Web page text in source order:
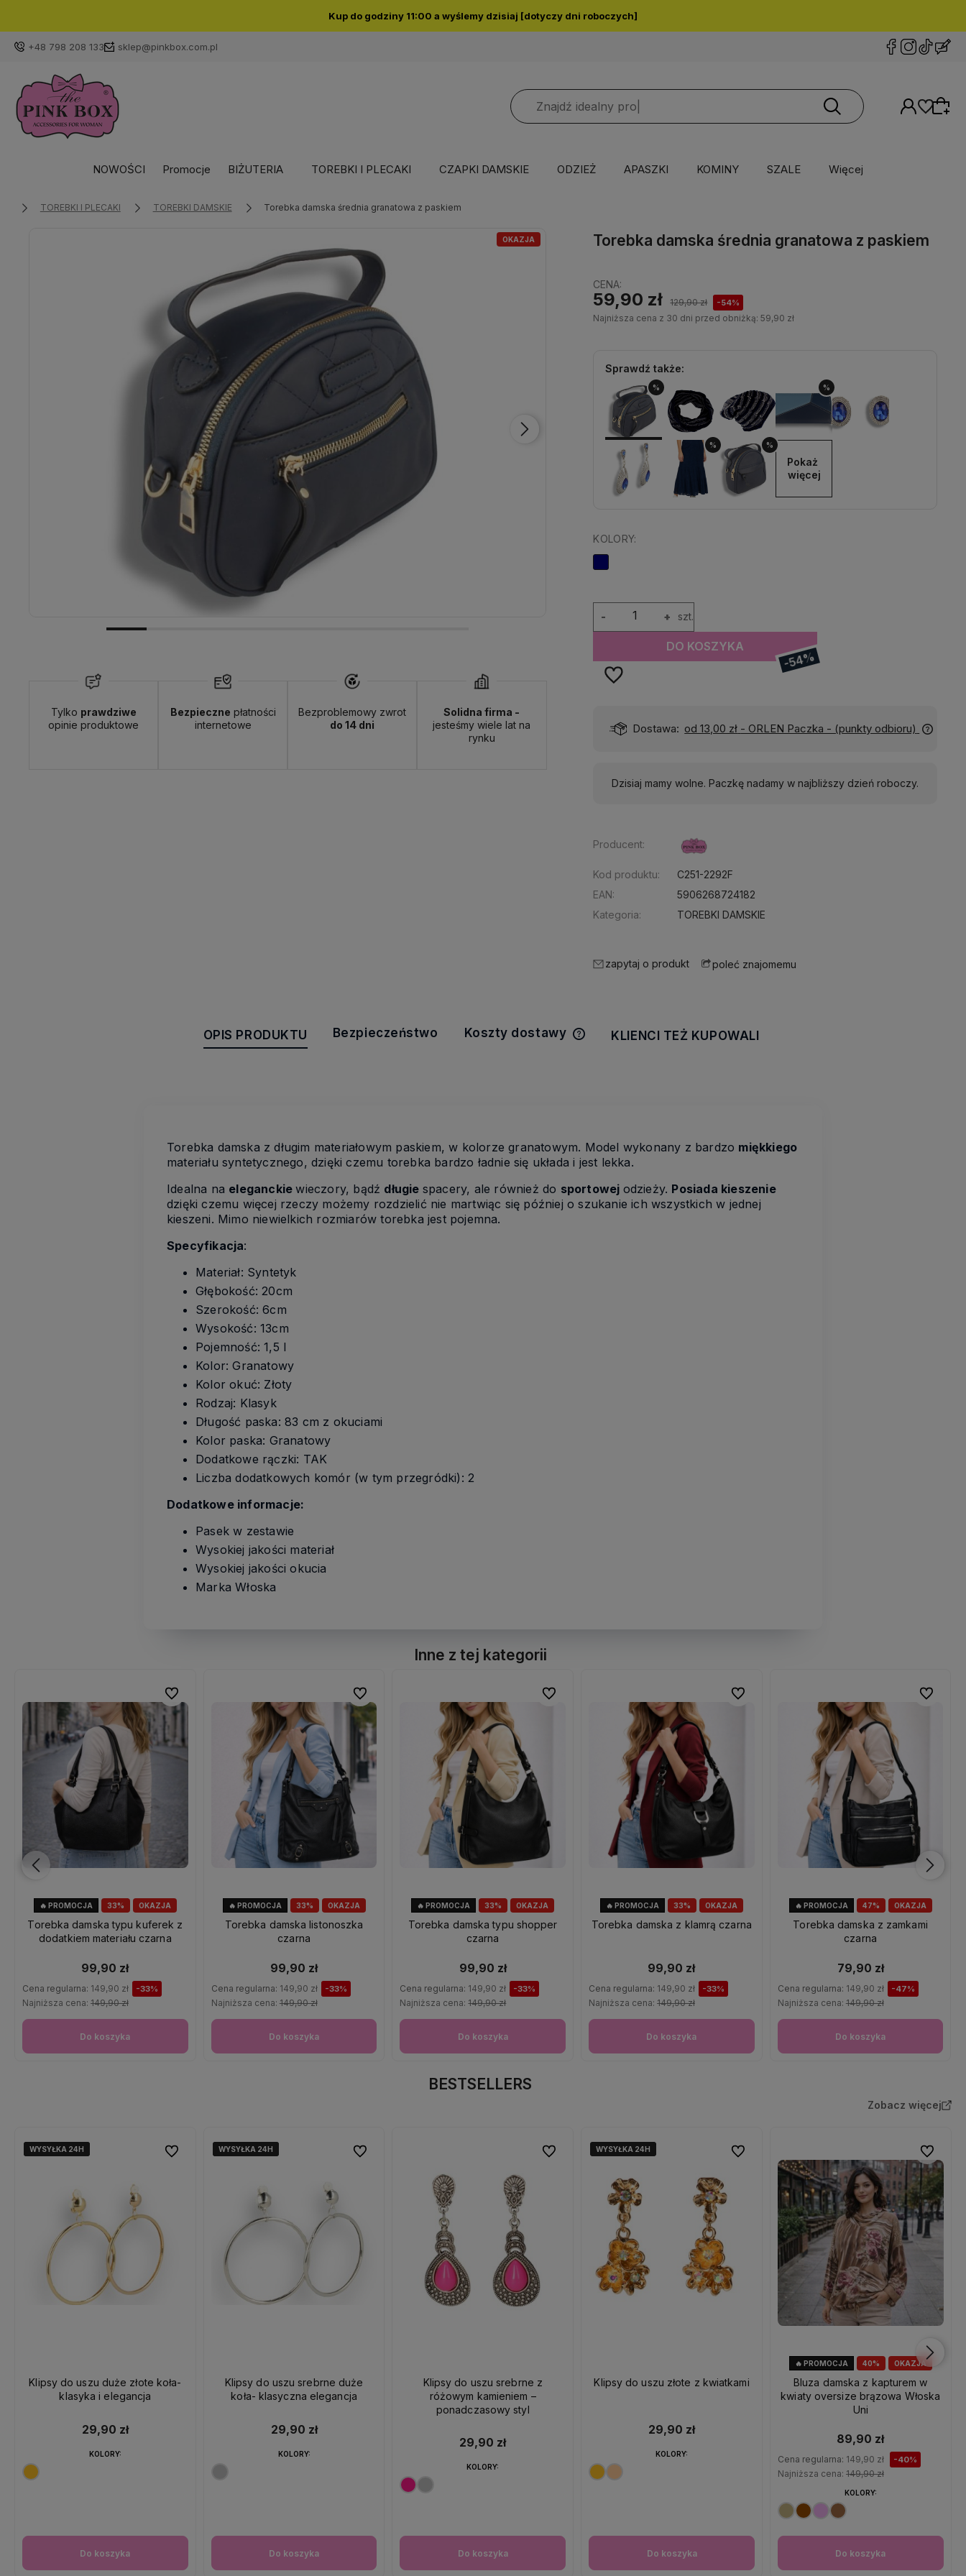
Kup do godziny 11:00 a wyślemy dzisiaj [dotyczy dni roboczych]
+48 798 208 133 sklep@pinkbox.com.pl
NOWOŚCI Promocje BIŻUTERIA TOREBKI I PLECAKI CZAPKI DAMSKIE ODZIEŻ APASZKI KOMINY SZALE Więcej
TOREBKI I PLECAKI TOREBKI DAMSKIE Torebka damska średnia granatowa z paskiem
OKAZJA
Tylko prawdziwe
opinie produktowe
Bezpieczne płatności
internetowe
Bezproblemowy zwrot
do 14 dni
Solidna firma -
jesteśmy wiele lat na
rynku
Torebka damska średnia granatowa z paskiem
CENA:
59,90 zł 129,90 zł -54%
Najniższa cena z 30 dni przed obniżką:59,90 zł
Sprawdź także:
% %
% %
Pokaż
więcej
KOLORY:
+
- szt.
DO KOSZYKA
-54%
Wyślemy do Ciebie w: 24 godziny Dostawa: od 13,00 zł - ORLEN Paczka - (punkty odbioru) Wyślemy do Ciebie w: 24 godziny
Dzisiaj mamy wolne. Paczkę nadamy w najbliższy dzień roboczy.
Producent:
Kod produktu:
C251-2292F
EAN:
5906268724182
Kategoria:
TOREBKI DAMSKIE
zapytaj o produkt poleć znajomemu
OPIS PRODUKTU Bezpieczeństwo Koszty dostawy KLIENCI TEŻ KUPOWALI
Torebka damska z długim materiałowym paskiem, w kolorze granatowym. Model wykonany z bardzo miękkiego
materiału syntetycznego, dzięki czemu torebka bardzo ładnie się układa i jest lekka.
Idealna na eleganckiewieczory, bądź długie spacery, ale również do sportowej odzieży. Posiada kieszenie
dzięki czemu więcej rzeczy możemy rozdzielić nie martwiąc się później o szukanie ich wszystkich w jednej
kieszeni. Mimo niewielkich rozmiarów torebka jest pojemna.
Specyfikacja:
Materiał: Syntetyk
Głębokość: 20cm
Szerokość: 6cm
Wysokość: 13cm
Pojemność: 1,5 l
Kolor: Granatowy
Kolor okuć: Złoty
Rodzaj: Klasyk
Długość paska: 83 cm z okuciami
Kolor paska: Granatowy
Dodatkowe rączki: TAK
Liczba dodatkowych komór (w tym przegródki): 2
Dodatkowe informacje:
Pasek w zestawie
Wysokiej jakości materiał
Wysokiej jakości okucia
Marka Włoska
Inne z tej kategorii
33% OKAZJA
🔥 PROMOCJA
Torebka damska typu kuferek z
dodatkiem materiału czarna
99,90 zł
Cena regularna: 149,90 zł -33%
Najniższa cena:149,90 zł
Do koszyka
Do ulubionych
Do ulubionych
33% OKAZJA
🔥 PROMOCJA
Torebka damska listonoszka
czarna
99,90 zł
Cena regularna: 149,90 zł -33%
Najniższa cena: 149,90 zł
Do koszyka
Do ulubionych
Do ulubionych
33% OKAZJA
🔥 PROMOCJA
Torebka damska typu shopper
czarna
99,90 zł
Cena regularna: 149,90 zł -33%
Najniższa cena:149,90 zł
Do koszyka
Do ulubionych
Do ulubionych
33% OKAZJA
🔥 PROMOCJA
Torebka damska z klamrą czarna
99,90 zł
Cena regularna: 149,90 zł -33%
Najniższa cena:149,90 zł
Do koszyka
Do ulubionych
Do ulubionych
47% OKAZJA
🔥 PROMOCJA
Torebka damska z zamkami
czarna
79,90 zł
Cena regularna: 149,90 zł -47%
Najniższa cena: 149,90 zł
Do koszyka
Do
Do
BESTSELLERS
Zobacz więcej
WYSYŁKA 24H
WYSYŁKA 24H
WYSYŁKA 24H
Klipsy do uszu duże złote koła-
klasyka i elegancja
29,90 zł
Do koszyka
KOLORY:
Do ulubionychWYSYŁKA 24H
WYSYŁKA 24H
WYSYŁKA 24H
Klipsy do uszu srebrne duże
koła- klasyczna elegancja
29,90 zł
Do koszyka
KOLORY:
Do ulubionych
Klipsy do uszu srebrne z
różowym kamieniem –
ponadczasowy styl
29,90 zł
Do koszyka
KOLORY:
Do ulubionychWYSYŁKA 24H
WYSYŁKA 24H
Klipsy do uszu złote z kwiatkami
29,90 zł
Do koszyka
KOLORY:
Do ulubionych
40% OKAZJA
🔥 PROMOCJA
Bluza damska z kapturem w
kwiaty oversize brązowa Włoska
Uni
89,90 zł
Cena regularna: 149,90 zł -40%
Najniższa cena: 149,90 zł
Do koszyka
KOLORY:
Do